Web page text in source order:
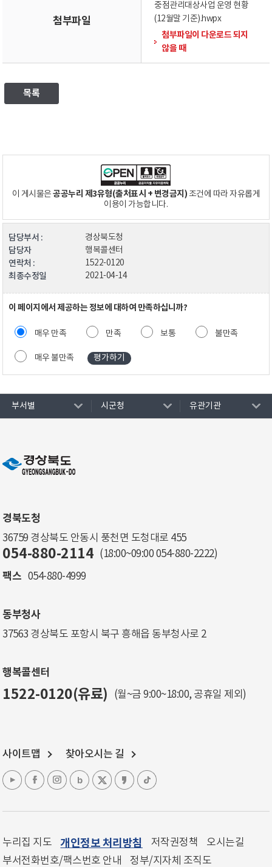
첨부파일
중점관리대상사업 운영 현황
(12월말 기준).hwpx
첨부파일이 다운로드 되지
않을 때
목록
이 게시물은공공누리 제3유형(출처표시 + 변경금지)조건에 따라 자유롭게
이용이 가능합니다.
담당부서 : 경상북도청
담당자 행복콜센터
연락처 : 1522-0120
최종수정일 2021-04-14
이 페이지에서 제공하는 정보에 대하여 만족하십니까?
매우 만족 만족 보통 불만족
매우 불만족
부서별 시군청 유관기관
경북도청
36759 경상북도 안동시 풍천면 도청대로 455
054-880-2114 (18:00~09:00 054-880-2222)
팩스 054-880-4999
동부청사
37563 경상북도 포항시 북구 흥해읍 동부청사로 2
행복콜센터
1522-0120(유료) (월~금 9:00~18:00, 공휴일 제외)
사이트맵 찾아오시는 길
누리집 지도 개인정보 처리방침 저작권정책
오시는길
부서전화번호/팩스번호 안내
정부/지자체 조직도